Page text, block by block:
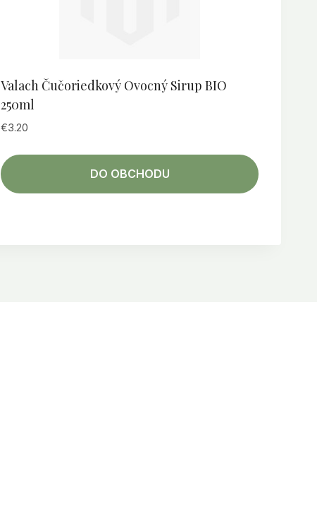
Valach Čučoriedkový Ovocný Sirup BIO
250ml
€3.20
DO OBCHODU